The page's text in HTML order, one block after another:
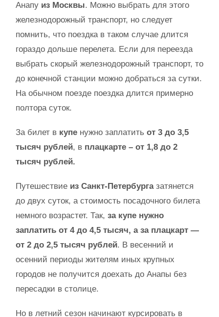
Анапу из Москвы. Можно выбрать для этого
железнодорожный транспорт, но следует
помнить, что поездка в таком случае длится
гораздо дольше перелета. Если для переезда
выбрать скорый железнодорожный транспорт, то
до конечной станции можно добраться за сутки.
На обычном поезде поездка длится примерно
полтора суток.
За билет в купе нужно заплатить от 3 до 3,5
тысяч рублей, в плацкарте – от 1,8 до 2
тысяч рублей.
Путешествие из Санкт-Петербургазатянется
до двух суток, а стоимость посадочного билета
немного возрастет. Так, за купе нужно
заплатить от 4 до 4,5 тысяч, а за плацкарт —
от 2 до 2,5 тысяч рублей. В весенний и
осенний периоды жителям иных крупных
городов не получится доехать до Анапы без
пересадки в столице.
Но в летний сезон начинают курсировать в